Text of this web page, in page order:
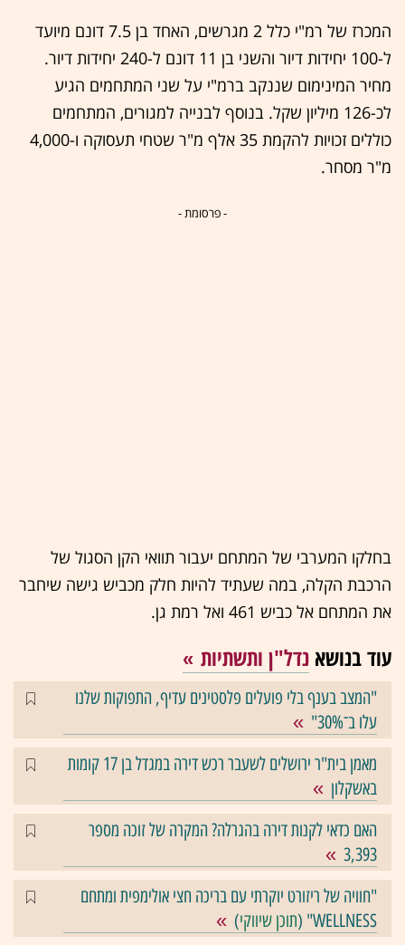
המכרז של רמ"י כלל 2 מגרשים, האחד בן 7.5 דונם מיועד
ל-100 יחידות דיור והשני בן 11 דונם ל-240 יחידות דיור.
מחיר המינימום שננקב ברמ"י על שני המתחמים הגיע
לכ-126 מיליון שקל. בנוסף לבנייה למגורים, המתחמים
כוללים זכויות להקמת 35 אלף מ"ר שטחי תעסוקה ו-4,000
מ"ר מסחר.
- פרסומת -
בחלקו המערבי של המתחם יעבור תוואי הקן הסגול של
הרכבת הקלה, במה שעתיד להיות חלק מכביש גישה שיחבר
את המתחם אל כביש 461 ואל רמת גן.
עוד בנושא נדל"ן ותשתיות
"המצב בענף בלי פועלים פלסטינים עדיף, התפוקות שלנו
עלו ב־30%"
מאמן בית"ר ירושלים לשעבר רכש דירה במגדל בן 17 קומות
באשקלון
האם כדאי לקנות דירה בהגרלה? המקרה של זוכה מספר
3,393
"חוויה של ריזורט יוקרתי עם בריכה חצי אולימפית ומתחם
WELLNESS" (
תוכן שיווקי)